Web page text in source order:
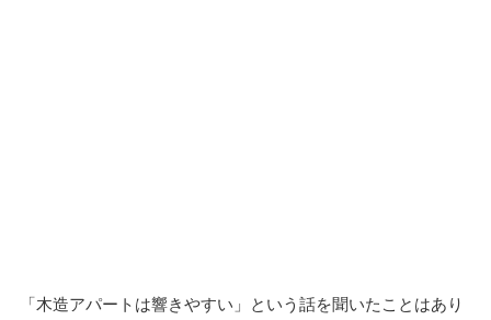
「木造アパートは響きやすい」という話を聞いたことはあり